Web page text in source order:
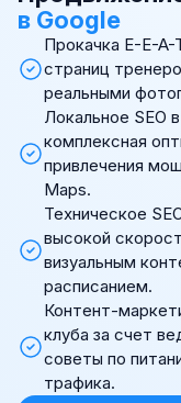
в Google
Прокачка E-E-
страниц
реальными
Локальное SEO
комплексная
привлечения
Maps.
Техническое
высокой
визуальным
расписанием.
Контент-
клуба за счет
советы по
трафика.